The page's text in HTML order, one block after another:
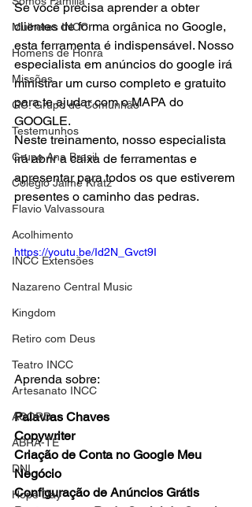
Mulheres INCC
Homens de Honra
Missões
GC: Grupo de Comunhão
Testemunhos
Grupo Ana Brasil
Colégio Jaime Kratz
Flavio Valvassoura
Acolhimento
INCC Extensões
Nazareno Central Music
Kingdom
Retiro com Deus
Teatro INCC
Artesanato INCC
ACORD
ABRA-TE
DNI
Hope Day
Se você precisa aprender a obter
clientes de forma orgânica no Google,
esta ferramenta é indispensável. Nosso
especialista em anúncios do google irá
ministrar um curso completo e gratuito
para te ajudar com o MAPA do
GOOGLE.
Neste treinamento, nosso especialista
irá abrir a caixa de ferramentas e
apresentar para todos os que estiverem
presentes o caminho das pedras.
https://youtu.be/Id2N_Gvct9I
Aprenda sobre:
Palavras Chaves
Copywriter
Criação de Conta no Google Meu
Negócio
Configuração de Anúncios Grátis